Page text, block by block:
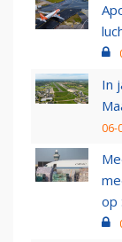
In
06-
op